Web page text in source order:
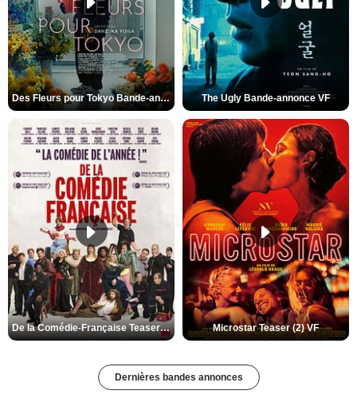
Des Fleurs pour Tokyo Bande-annonce VO STFR The Ugly Bande-annonce VF
De la Comédie-Française Teaser (3) VF Microstar Teaser (2) VF
Dernières bandes annonces